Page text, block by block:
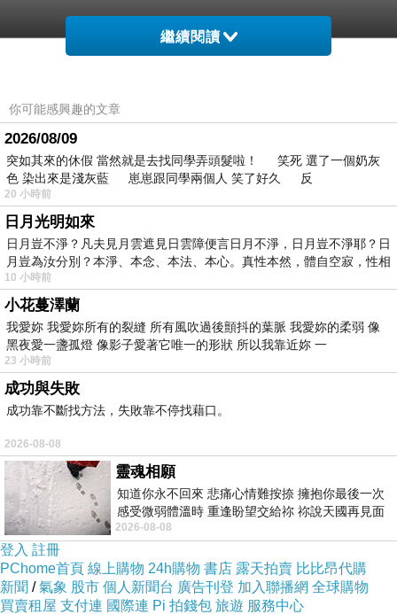
繼續閱讀
你可能感興趣的文章
2026/08/09
突如其來的休假 當然就是去找同學弄頭髮啦！ 笑死 選了一個奶灰
色 染出來是淺灰藍 崽崽跟同學兩個人 笑了好久 反
20 小時前
日月光明如來
日月豈不淨？凡夫見月雲遮見日雲障便言日月不淨，日月豈不淨耶？日
月豈為汝分別？本淨、本念、本法、本心。真性本然，體自空寂，性相
10 小時前
小花蔓澤蘭
我愛妳 我愛妳所有的裂縫 所有風吹過後顫抖的葉脈 我愛妳的柔弱 像
黑夜愛一盞孤燈 像影子愛著它唯一的形狀 所以我靠近妳 一
23 小時前
成功與失敗
成功靠不斷找方法，失敗靠不停找藉口。
2026-08-08
靈魂相願
知道你永不回來 悲痛心情難按捺 擁抱你最後一次
感受微弱體溫時 重逢盼望交給祢 祢說天國再見面
此刻忍淚說別離 他日靈魂再
2026-08-08
登入 註冊
PChome首頁 線上購物 24h購物 書店 露天拍賣 比比昂代購
新聞 /氣象 股市 個人新聞台 廣告刊登 加入聯播網 全球購物
買賣租屋 支付連 國際連 Pi 拍錢包 旅遊 服務中心